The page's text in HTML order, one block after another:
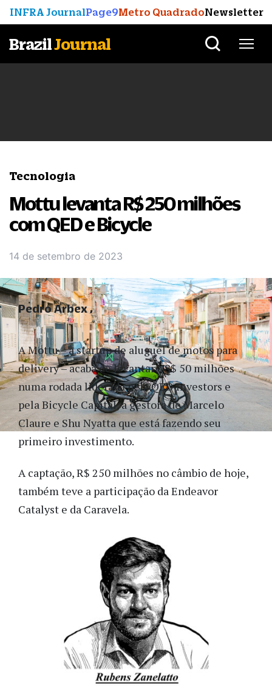
INFRA JournalPage9Metro QuadradoNewsletter
BrazilJournal
Tecnologia
Mottu levanta R$ 250 milhões
com QED e Bicycle
14 de setembro de 2023
A Mottu – a startup de aluguel de motos para
delivery – acaba de levantar US$ 50 milhões
numa rodada liderada pela QED Investors e
pela Bicycle Capital, a gestora de Marcelo
Claure e Shu Nyatta que está fazendo seu
primeiro investimento.
A captação, R$ 250 milhões no câmbio de hoje,
também teve a participação da Endeavor
Catalyst e da Caravela.
Pedro Arbex